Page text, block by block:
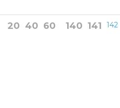
20 40 60 140 141 142